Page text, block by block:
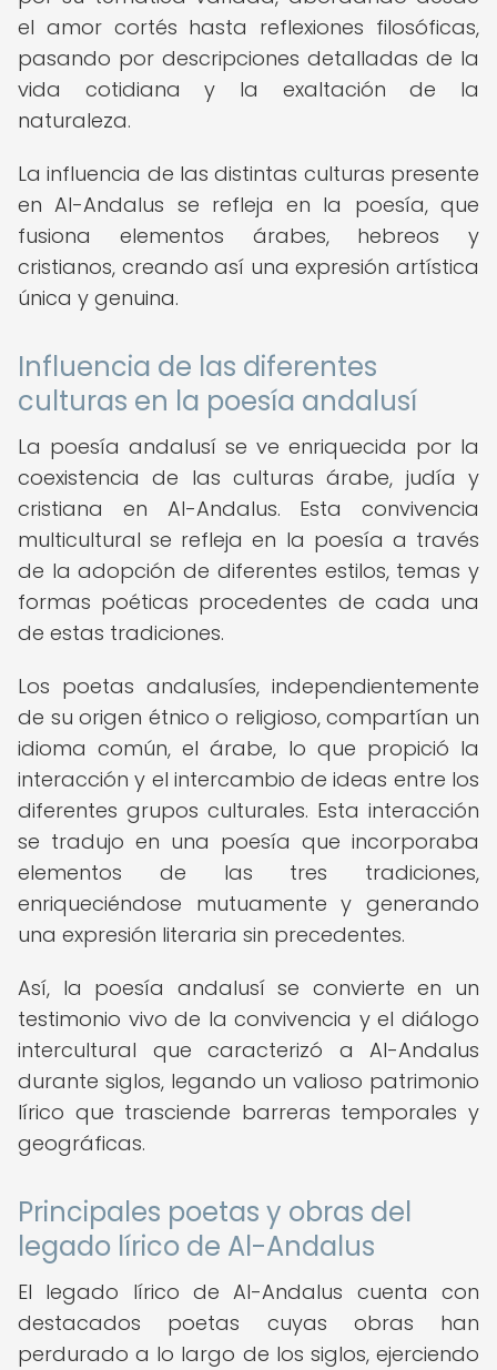
el amor cortés hasta reflexiones filosóficas,
pasando por descripciones detalladas de la
vida cotidiana y la exaltación de la
naturaleza.
La influencia de las distintas culturas presente
en Al-Andalus se refleja en la poesía, que
fusiona elementos árabes, hebreos y
cristianos, creando así una expresión artística
única y genuina.
Influencia de las diferentes
culturas en la poesía andalusí
La poesía andalusí se ve enriquecida por la
coexistencia de las culturas árabe, judía y
cristiana en Al-Andalus. Esta convivencia
multicultural se refleja en la poesía a través
de la adopción de diferentes estilos, temas y
formas poéticas procedentes de cada una
de estas tradiciones.
Los poetas andalusíes, independientemente
de su origen étnico o religioso, compartían un
idioma común, el árabe, lo que propició la
interacción y el intercambio de ideas entre los
diferentes grupos culturales. Esta interacción
se tradujo en una poesía que incorporaba
elementos de las tres tradiciones,
enriqueciéndose mutuamente y generando
una expresión literaria sin precedentes.
Así, la poesía andalusí se convierte en un
testimonio vivo de la convivencia y el diálogo
intercultural que caracterizó a Al-Andalus
durante siglos, legando un valioso patrimonio
lírico que trasciende barreras temporales y
geográficas.
Principales poetas y obras del
legado lírico de Al-Andalus
El legado lírico de Al-Andalus cuenta con
destacados poetas cuyas obras han
perdurado a lo largo de los siglos, ejerciendo